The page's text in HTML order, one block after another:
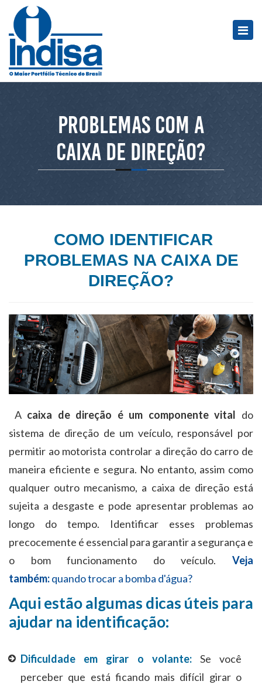
Problemas com a
caixa de direção?
COMO IDENTIFICAR
PROBLEMAS NA CAIXA DE
DIREÇÃO?
A caixa de direção é um componente vital do
sistema de direção de um veículo, responsável por
permitir ao motorista controlar a direção do carro de
maneira eficiente e segura. No entanto, assim como
qualquer outro mecanismo, a caixa de direção está
sujeita a desgaste e pode apresentar problemas ao
longo do tempo. Identificar esses problemas
precocemente é essencial para garantir a segurança e
o bom funcionamento do veículo. Veja
também:quando trocar a bomba d'água?
Aqui estão algumas dicas úteis para
ajudar na identificação:
Dificuldade em girar o volante: Se você
perceber que está ficando mais difícil girar o